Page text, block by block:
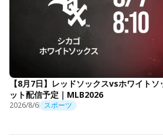
【8月7日】レッドソックスvsホワイト
ット配信予定｜MLB2026
2026/8/6 スポーツ